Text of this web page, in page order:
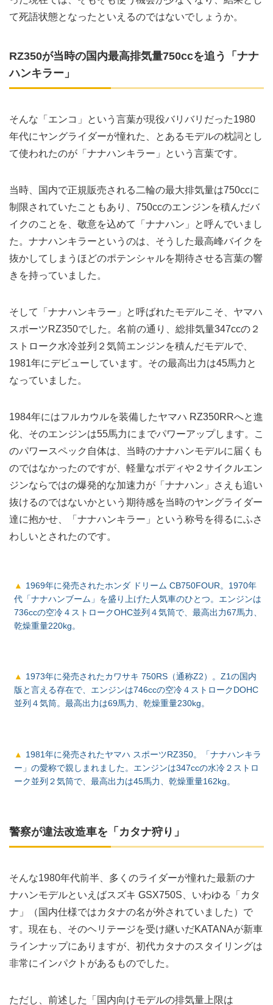
て死語状態となったといえるのではないでしょうか。
RZ350が当時の国内最高排気量750ccを追う「ナナ
ハンキラー」
そんな「エンコ」という言葉が現役バリバリだった1980
年代にヤングライダーが憧れた、とあるモデルの枕詞とし
て使われたのが「ナナハンキラー」という言葉です。
当時、国内で正規販売される二輪の最大排気量は750ccに
制限されていたこともあり、750ccのエンジンを積んだバ
イクのことを、敬意を込めて「ナナハン」と呼んでいまし
た。ナナハンキラーというのは、そうした最高峰バイクを
抜かしてしまうほどのポテンシャルを期待させる言葉の響
きを持っていました。
そして「ナナハンキラー」と呼ばれたモデルこそ、ヤマハ
スポーツRZ350でした。名前の通り、総排気量347ccの２
ストローク水冷並列２気筒エンジンを積んだモデルで、
1981年にデビューしています。その最高出力は45馬力と
なっていました。
1984年にはフルカウルを装備したヤマハ RZ350RRへと進
化、そのエンジンは55馬力にまでパワーアップします。こ
のパワースペック自体は、当時のナナハンモデルに届くも
のではなかったのですが、軽量なボディや２サイクルエン
ジンならではの爆発的な加速力が「ナナハン」さえも追い
抜けるのではないかという期待感を当時のヤングライダー
達に抱かせ、「ナナハンキラー」という称号を得るにふさ
わしいとされたのです。
1969年に発売されたホンダ ドリーム CB750FOUR。1970年
代「ナナハンブーム」を盛り上げた人気車のひとつ。エンジンは
736ccの空冷４ストロークOHC並列４気筒で、最高出力67馬力、
乾燥重量220kg。
1973年に発売されたカワサキ 750RS（通称Z2）。Z1の国内
版と言える存在で、エンジンは746ccの空冷４ストロークDOHC
並列４気筒。最高出力は69馬力、乾燥重量230kg。
1981年に発売されたヤマハ スポーツRZ350。「ナナハンキラ
ー」の愛称で親しまれました。エンジンは347ccの水冷２ストロ
ーク並列２気筒で、最高出力は45馬力、乾燥重量162kg。
警察が違法改造車を「カタナ狩り」
そんな1980年代前半、多くのライダーが憧れた最新のナ
ナハンモデルといえばスズキ GSX750S、いわゆる「カタ
ナ」（国内仕様ではカタナの名が外されていました）で
す。現在も、そのヘリテージを受け継いだKATANAが新車
ラインナップにありますが、初代カタナのスタイリングは
非常にインパクトがあるものでした。
ただし、前述した「国内向けモデルの排気量上限は